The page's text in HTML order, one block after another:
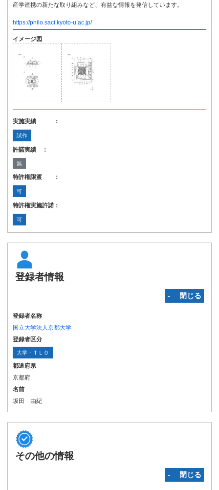
産学連携の新たな取り組みなど、有益な情報を発信しています。
https://philo.saci.kyoto-u.ac.jp/
イメージ図
実施実績 ：
試作
許諾実績 ：
無
特許権譲渡 ：
可
特許権実施許諾：
可
登録者情報
‐ 閉じる
登録者名称
国立大学法人京都大学
登録者区分
大学・ＴＬＯ
都道府県
京都府
名前
坂田 由紀
その他の情報
‐ 閉じる